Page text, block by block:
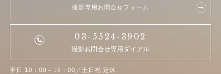
撮影専用お問合せフォーム
03-5524-3902
撮影お問合せ専用ダイアル
平日 10：00～18：00／土日祝 定休